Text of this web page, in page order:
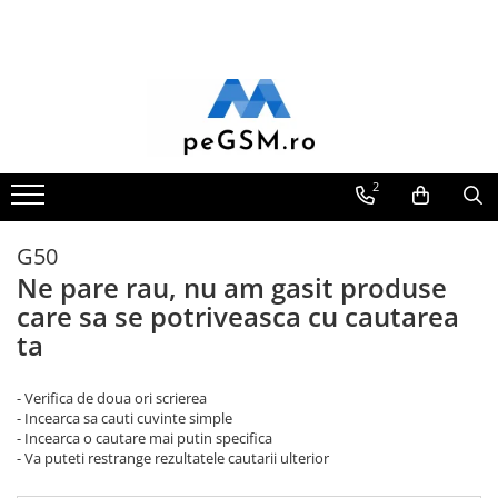
SAMSUNG COMPATIBILE
SAMSUNG SERVICE PACK
Galaxy J COMPATIBIL
Galaxy J SERVICE PACK
Galaxy M
GALAXY M SERVICE PACK
Galaxy N
Galaxy N COMPATIBILE
2
G50
Ne pare rau, nu am gasit produse
care sa se potriveasca cu cautarea
ta
- Verifica de doua ori scrierea
- Incearca sa cauti cuvinte simple
- Incearca o cautare mai putin specifica
- Va puteti restrange rezultatele cautarii ulterior